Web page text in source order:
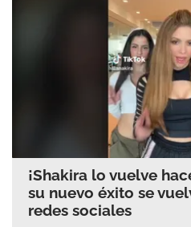
¡Shakira lo vuelve
su nuevo éxito se
redes sociales